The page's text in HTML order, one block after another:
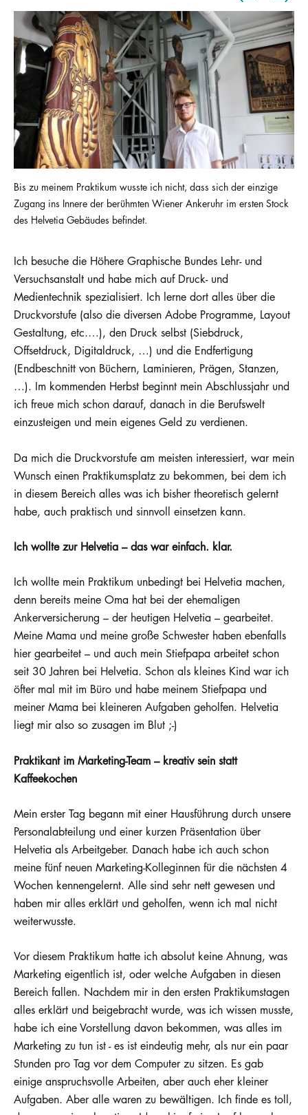
Bis zu meinem Praktikum wusste ich nicht, dass sich der einzige
Zugang ins Innere der berühmten Wiener Ankeruhr im ersten Stock
des Helvetia Gebäudes befindet.
Ich besuche die Höhere Graphische Bundes Lehr- und
Versuchsanstalt und habe mich auf Druck- und
Medientechnik spezialisiert. Ich lerne dort alles über die
Druckvorstufe (also die diversen Adobe Programme, Layout
Gestaltung, etc.…), den Druck selbst (Siebdruck,
Offsetdruck, Digitaldruck, …) und die Endfertigung
(Endbeschnitt von Büchern, Laminieren, Prägen, Stanzen,
…). Im kommenden Herbst beginnt mein Abschlussjahr und
ich freue mich schon darauf, danach in die Berufswelt
einzusteigen und mein eigenes Geld zu verdienen.
Da mich die Druckvorstufe am meisten interessiert, war mein
Wunsch einen Praktikumsplatz zu bekommen, bei dem ich
in diesem Bereich alles was ich bisher theoretisch gelernt
habe, auch praktisch und sinnvoll einsetzen kann.
Ich wollte zur Helvetia – das war einfach. klar.
Ich wollte mein Praktikum unbedingt bei Helvetia machen,
denn bereits meine Oma hat bei der ehemaligen
Ankerversicherung – der heutigen Helvetia – gearbeitet.
Meine Mama und meine große Schwester haben ebenfalls
hier gearbeitet – und auch mein Stiefpapa arbeitet schon
seit 30 Jahren bei Helvetia. Schon als kleines Kind war ich
öfter mal mit im Büro und habe meinem Stiefpapa und
meiner Mama bei kleineren Aufgaben geholfen. Helvetia
liegt mir also so zusagen im Blut ;-)
Praktikant im Marketing-Team – kreativ sein statt
Kaffeekochen
Mein erster Tag begann mit einer Hausführung durch unsere
Personalabteilung und einer kurzen Präsentation über
Helvetia als Arbeitgeber. Danach habe ich auch schon
meine fünf neuen Marketing-Kolleginnen für die nächsten 4
Wochen kennengelernt. Alle sind sehr nett gewesen und
haben mir alles erklärt und geholfen, wenn ich mal nicht
weiterwusste.
Vor diesem Praktikum hatte ich absolut keine Ahnung, was
Marketing eigentlich ist, oder welche Aufgaben in diesen
Bereich fallen. Nachdem mir in den ersten Praktikumstagen
alles erklärt und beigebracht wurde, was ich wissen musste,
habe ich eine Vorstellung davon bekommen, was alles im
Marketing zu tun ist - es ist eindeutig mehr, als nur ein paar
Stunden pro Tag vor dem Computer zu sitzen. Es gab
einige anspruchsvolle Arbeiten, aber auch eher kleiner
Aufgaben. Aber alle waren zu bewältigen. Ich finde es toll,